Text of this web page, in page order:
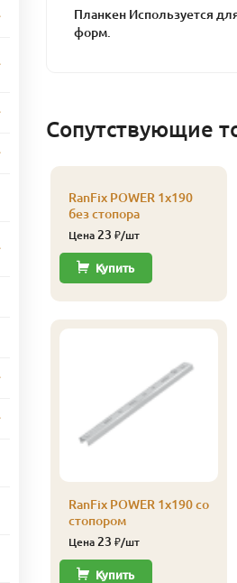
Планкен Используется
форм.
Сопутствующие
RanFix POWER 1х190
без стопора
Цена 23 ₽/шт
Купить
RanFix POWER 1х190 со
стопором
Цена 23 ₽/шт
Купить